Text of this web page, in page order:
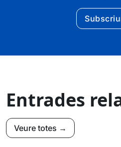
Entrades
Veure totes →